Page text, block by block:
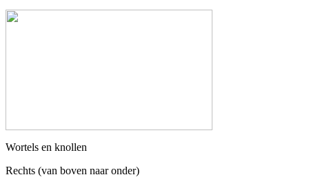
Wortels en knollen
Rechts (van boven naar onder)